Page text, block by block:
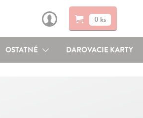
0 ks
OSTATNÉ DAROVACIE KARTY